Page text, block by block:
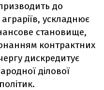
до
ускладнює
становище,
контрактних
дискредитує
ділової